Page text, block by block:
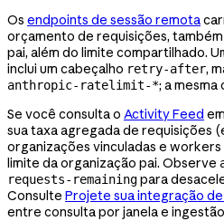
Os endpoints de sessão remota
orçamento de requisições,
pai, além do limite compartilhado.
inclui um cabeçalho retry-after,
anthropic-ratelimit-*; a
Se você consulta o Activity Feed
sua taxa agregada de requisições
organizações vinculadas e
limite da organização pai. Observe
requests-remainingpara
Consulte Projete sua integração
entre consulta por janela e